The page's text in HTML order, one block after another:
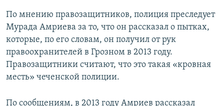
По мнению правозащитников, полиция преследует
Мурада Амриева за то, что он рассказал о пытках,
которые, по его словам, он получил от рук
правоохранителей в Грозном в 2013 году.
Правозащитники считают, что это такая «кровная
месть» чеченской полиции.
По сообщениям, в 2013 году Амриев рассказал